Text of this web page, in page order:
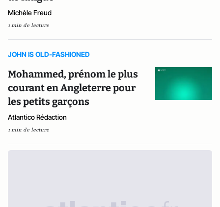
Michèle Freud
1 min de lecture
JOHN IS OLD-FASHIONED
Mohammed, prénom le plus
courant en Angleterre pour
les petits garçons
Atlantico Rédaction
1 min de lecture